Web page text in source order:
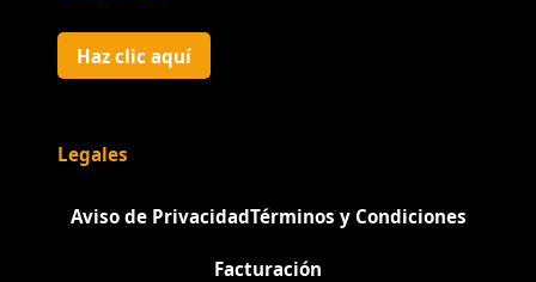
Haz clic aquí
Legales
Aviso de PrivacidadTérminos y Condiciones
Facturación